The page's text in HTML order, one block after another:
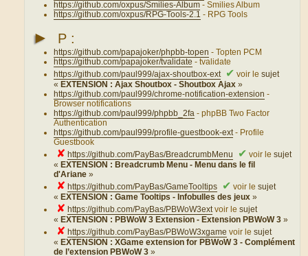
https://github.com/oxpus/Smilies-Album - Smilies Album
https://github.com/oxpus/RPG-Tools-2.1 - RPG Tools
► P :
https://github.com/papajoker/phpbb-topen - Topten PCM
https://github.com/papajoker/tvalidate - tvalidate
https://github.com/paul999/ajax-shoutbox-ext
✔ voir lesujet
« EXTENSION : Ajax Shoutbox - Shoutbox Ajax»
https://github.com/paul999/chrome-notification-extension -
Browser notifications
https://github.com/paul999/phpbb_2fa - phpBB Two Factor
Authentication
https://github.com/paul999/profile-guestbook-ext - Profile
Guestbook
✘ https://github.com/PayBas/BreadcrumbMenu ✔ voir lesujet
« EXTENSION : Breadcrumb Menu - Menu dans le fil
d'Ariane»
✘ https://github.com/PayBas/GameTooltips ✔ voir lesujet
« EXTENSION : Game Tooltips - Infobulles des jeux»
✘ https://github.com/PayBas/PBWoW3ext voir lesujet
« EXTENSION : PBWoW 3 Extension - Extension PBWoW 3»
✘ https://github.com/PayBas/PBWoW3xgame voir lesujet
« EXTENSION : XGame extension for PBWoW 3 - Complément
de l’extension PBWoW 3»